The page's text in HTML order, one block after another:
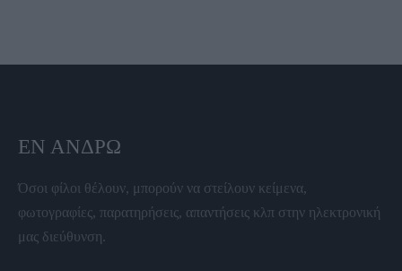
ΕΝ ΆΝΔΡΩ
Όσοι φίλοι θέλουν, μπορούν να στείλουν κείμενα,
φωτογραφίες, παρατηρήσεις, απαντήσεις κλπ στην ηλεκτρονική
μας διεύθυνση.